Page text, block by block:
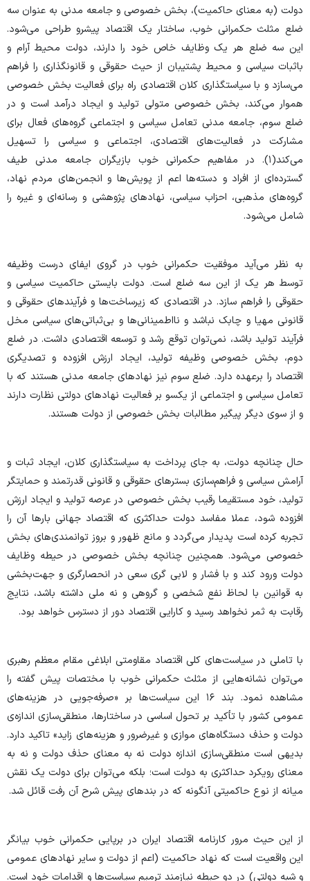
دولت (به معنای حاکمیت)، بخش خصوصی و جامعه مدنی به عنوان سه
ضلع مثلث حکمرانی خوب، ساختار یک اقتصاد پیشرو طراحی می‌شود.
این سه ضلع هر یک وظایف خاص خود را دارند، دولت محیط آرام و
باثبات سیاسی و محیط پشتیبان از حیث حقوقی و قانونگذاری را فراهم
می‌سازد و با سیاستگذاری کلان اقتصادی راه برای فعالیت بخش خصوصی
هموار می‌کند، بخش خصوصی متولی تولید و ایجاد درآمد است و در
ضلع سوم، جامعه مدنی تعامل سیاسی و اجتماعی گروه‌های فعال برای
مشارکت در فعالیت‌های اقتصادی، اجتماعی و سیاسی را تسهیل
می‌کند(۱). در مفاهیم حکمرانی خوب بازیگران جامعه مدنی طیف
گسترده‌ای از افراد و دسته‌ها اعم از پویش‌ها و انجمن‌های مردم نهاد،
گروه‌های مذهبی، احزاب سیاسی، نهادهای پژوهشی و رسانه‌ای و غیره را
شامل می‌شود.
به نظر می‌آید موفقیت حکمرانی خوب در گروی ایفای درست وظیفه
توسط هر یک از این سه ضلع است. دولت بایستی حاکمیت سیاسی و
حقوقی را فراهم سازد. در اقتصادی که زیرساخت‌ها و فرآیندهای حقوقی و
قانونی مهیا و چابک نباشد و نااطمینانی‌ها و بی‌ثباتی‌های سیاسی مخل
فرآیند تولید باشد، نمی‌توان توقع رشد و توسعه اقتصادی داشت. در ضلع
دوم، بخش خصوصی وظیفه تولید، ایجاد ارزش افزوده و تصدیگری
اقتصاد را برعهده دارد. ضلع سوم نیز نهادهای جامعه مدنی هستند که با
تعامل سیاسی و اجتماعی از یکسو بر فعالیت نهادهای دولتی نظارت دارند
و از سوی دیگر پیگیر مطالبات بخش خصوصی از دولت هستند.
حال چنانچه دولت، به جای پرداخت به سیاستگذاری کلان، ایجاد ثبات و
آرامش سیاسی و فراهم‌سازی بسترهای حقوقی و قانونی قدرتمند و حمایتگر
تولید، خود مستقیما رقیب بخش خصوصی در عرصه تولید و ایجاد ارزش
افزوده شود، عملا مفاسد دولت حداکثری که اقتصاد جهانی بارها آن را
تجربه کرده است پدیدار می‌گردد و مانع ظهور و بروز توانمندی‌های بخش
خصوصی می‌شود. همچنین چنانچه بخش خصوصی در حیطه وظایف
دولت ورود کند و با فشار و لابی گری سعی در انحصارگری و جهت‌بخشی
به قوانین با لحاظ نفع شخصی و گروهی و نه ملی داشته باشد، نتایج
رقابت به ثمر نخواهد رسید و کارایی اقتصاد دور از دسترس خواهد بود.
با تاملی در سیاست‌های کلی اقتصاد مقاومتی ابلاغی مقام معظم رهبری
می‌توان نشانه‌هایی از مثلث حکمرانی خوب با مختصات پیش گفته را
مشاهده نمود. بند ۱۶ این سیاست‌ها بر «صرفه‌جویی در هزینه‌های
عمومی کشور با تأکید بر تحول اساسی در ساختارها، منطقی‌سازی اندازه‌ی
دولت و حذف دستگاه‌های موازی و غیرضرور و هزینه‌های زاید» تاکید دارد.
بدیهی است منطقی‌سازی اندازه دولت نه به معنای حذف دولت و نه به
معنای رویکرد حداکثری به دولت است؛ بلکه می‌توان برای دولت یک نقش
میانه از نوع حاکمیتی آنگونه که در بندهای پیش شرح آن رفت قائل شد.
از این حیث مرور کارنامه اقتصاد ایران در برپایی حکمرانی خوب بیانگر
این واقعیت است که نهاد حاکمیت (اعم از دولت و سایر نهادهای عمومی
و شبه دولتی) در دو حیطه نیازمند ترمیم سیاست‌ها و اقدامات خود است.